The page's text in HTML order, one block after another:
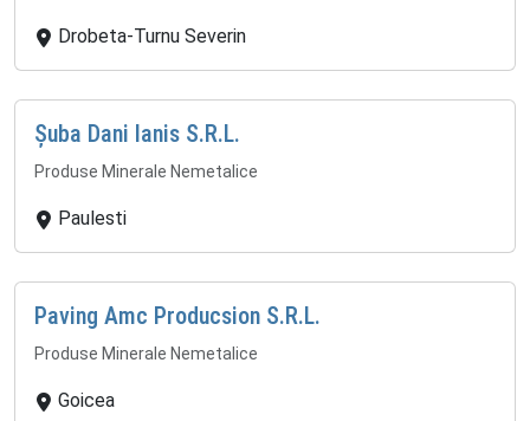
Drobeta-Turnu Severin
Șuba Dani Ianis S.R.L.
Produse Minerale Nemetalice
Paulesti
Paving Amc Producsion S.R.L.
Produse Minerale Nemetalice
Goicea